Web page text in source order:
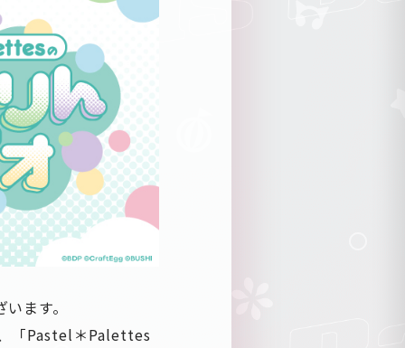
ます。
「Pastel＊Palettes